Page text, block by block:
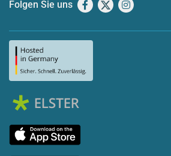
Folgen Sie uns Facebook
X Instagram